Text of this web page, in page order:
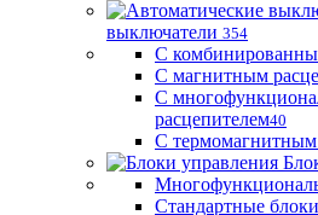
выключатели 354
С
С магнитным
С
расцепителем40
С термомагнитным
Стандартные